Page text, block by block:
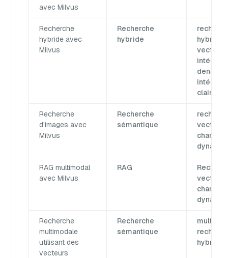
avec Milvus
Recherche
hybride avec
Milvus
Recherche
hybride
hybride,
dense,
Recherche
d'images avec
Milvus
Recherche
sémantique
champ
RAG multimodal
avec Milvus
RAG
champ
Recherche
multimodale
utilisant des
vecteurs
Recherche
sémantique
multi
hybride